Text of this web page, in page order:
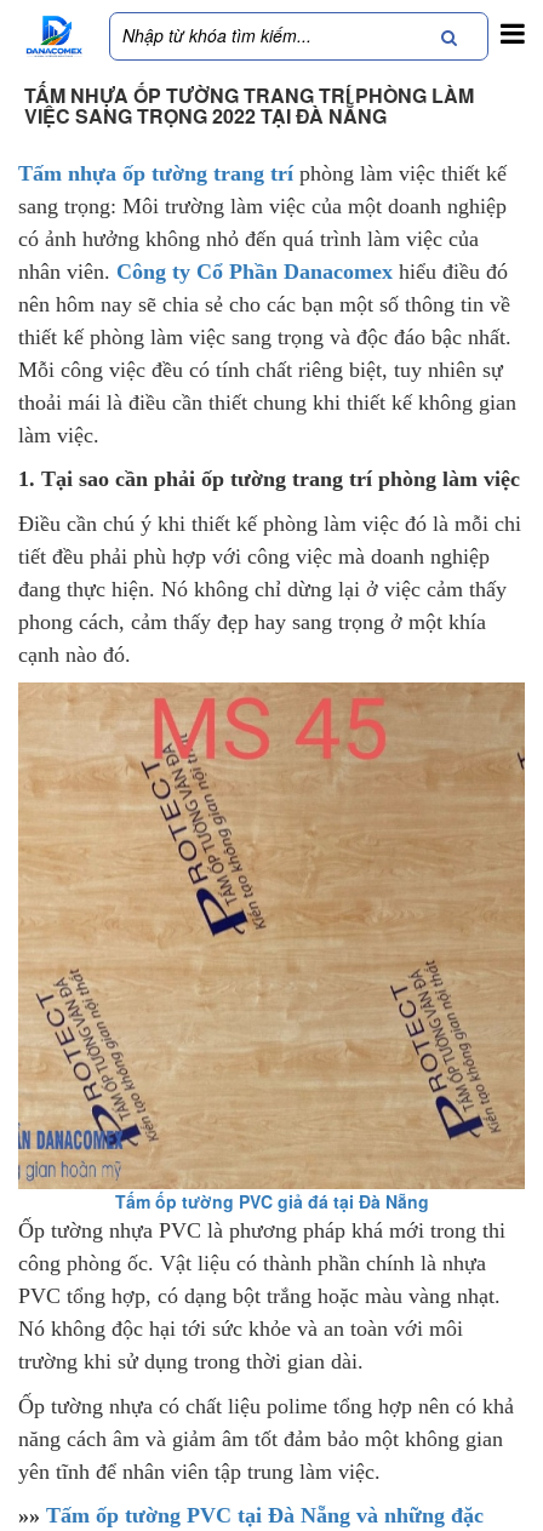
TẤM NHỰA ỐP TƯỜNG TRANG TRÍ PHÒNG LÀM
VIỆC SANG TRỌNG 2022 TẠI ĐÀ NẴNG
Tấm nhựa ốp tường trang trí phòng làm việc thiết kế
sang trọng: Môi trường làm việc của một doanh nghiệp
có ảnh hưởng không nhỏ đến quá trình làm việc của
nhân viên. Công ty Cổ Phần Danacomex hiểu điều đó
nên hôm nay sẽ chia sẻ cho các bạn một số thông tin về
thiết kế phòng làm việc sang trọng và độc đáo bậc nhất.
Mỗi công việc đều có tính chất riêng biệt, tuy nhiên sự
thoải mái là điều cần thiết chung khi thiết kế không gian
làm việc.
1. Tại sao cần phải ốp tường trang trí phòng làm việc
Điều cần chú ý khi thiết kế phòng làm việc đó là mỗi chi
tiết đều phải phù hợp với công việc mà doanh nghiệp
đang thực hiện. Nó không chỉ dừng lại ở việc cảm thấy
phong cách, cảm thấy đẹp hay sang trọng ở một khía
cạnh nào đó.
Tấm ốp tường PVC giả đá tại Đà Nẵng
Ốp tường nhựa PVC là phương pháp khá mới trong thi
công phòng ốc. Vật liệu có thành phần chính là nhựa
PVC tổng hợp, có dạng bột trắng hoặc màu vàng nhạt.
Nó không độc hại tới sức khỏe và an toàn với môi
trường khi sử dụng trong thời gian dài.
Ốp tường nhựa có chất liệu polime tổng hợp nên có khả
năng cách âm và giảm âm tốt đảm bảo một không gian
yên tĩnh để nhân viên tập trung làm việc.
»» Tấm ốp tường PVC tại Đà Nẵng và những đặc